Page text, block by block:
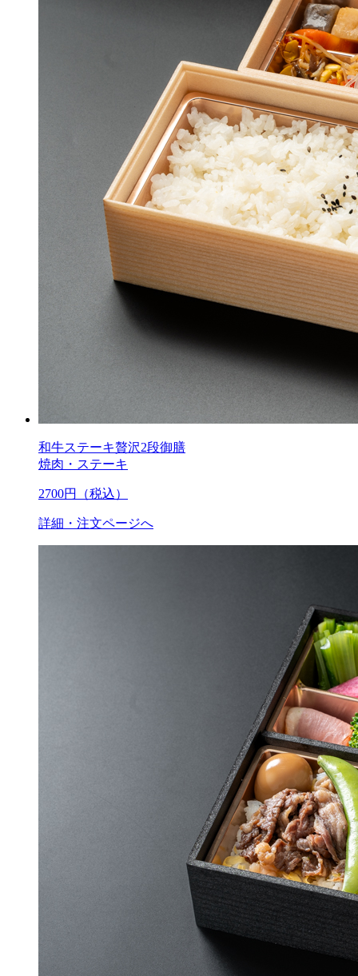
和牛ステーキ贅沢2段御膳
焼肉・ステーキ
2700円（税込）
詳細・注文ページへ